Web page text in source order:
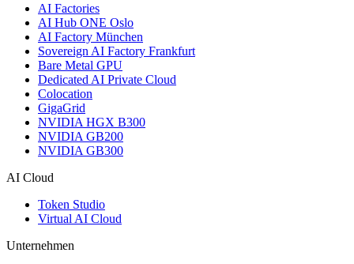
AI Factories
AI Hub ONE Oslo
AI Factory München
Sovereign AI Factory Frankfurt
Bare Metal GPU
Dedicated AI Private Cloud
Colocation
GigaGrid
NVIDIA HGX B300
NVIDIA GB200
NVIDIA GB300
AI Cloud
Token Studio
Virtual AI Cloud
Unternehmen